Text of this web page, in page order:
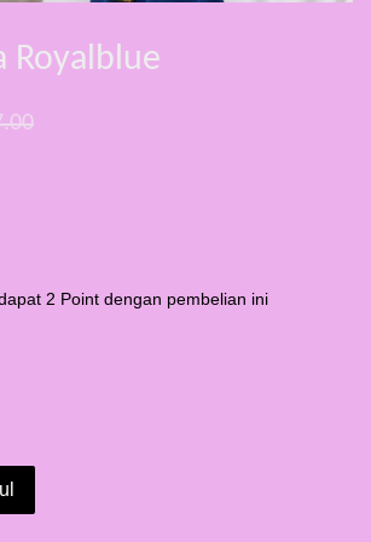
Royalblue
2 Point dengan pembelian ini